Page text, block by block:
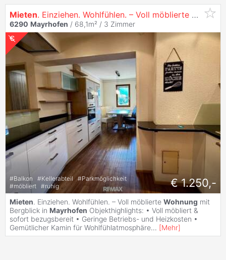
Mieten. Einziehen. Wohlfühlen. – Voll möblierte 3-Zimmer-
6290 Mayrhofen / 68,1m² / 3 Zimmer
#Balkon #Kellerabteil #Parkmöglichkeit
#möbliert #ruhig € 1.250,-
Mieten. Einziehen. Wohlfühlen. – Voll möblierte Wohnung mit
Bergblick in Mayrhofen Objekthighlights: • Voll möbliert &
sofort bezugsbereit • Geringe Betriebs- und Heizkosten •
Gemütlicher Kamin für Wohlfühlatmosphäre... [Mehr]